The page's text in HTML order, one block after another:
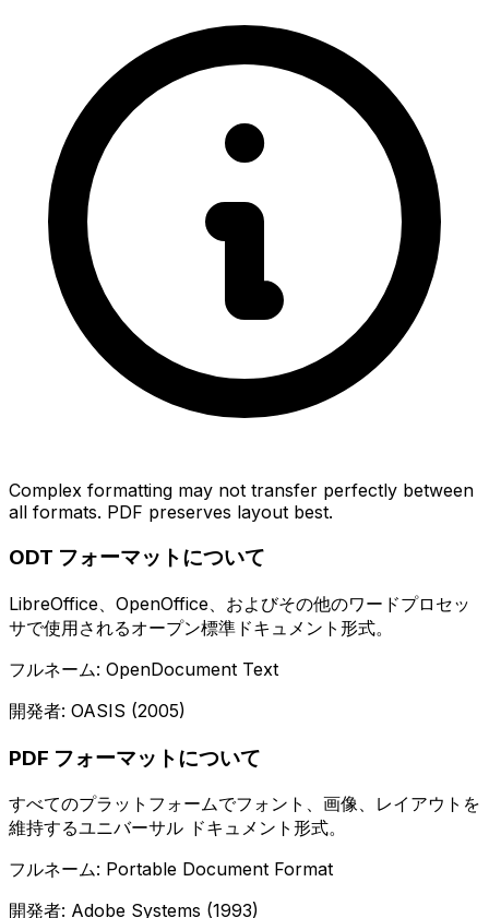
Complex formatting may not transfer perfectly between
all formats. PDF preserves layout best.
ODT フォーマットについて
LibreOffice、OpenOffice、およびその他のワードプロセッ
サで使用されるオープン標準ドキュメント形式。
フルネーム: OpenDocument Text
開発者: OASIS (2005)
PDF フォーマットについて
すべてのプラットフォームでフォント、画像、レイアウトを
維持するユニバーサル ドキュメント形式。
フルネーム: Portable Document Format
開発者: Adobe Systems (1993)